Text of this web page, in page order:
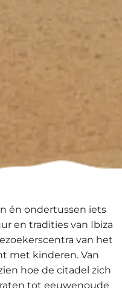
én ondertussen iets
en tradities van Ibiza
van het
met kinderen. Van
hoe de citadel zich
tot eeuwenoude